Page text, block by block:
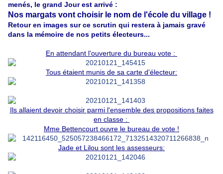
menés, le grand Jour est arrivé :
Nos margats vont choisir le nom de l'école du village !
Retour en images sur ce scrutin qui restera à jamais gravé
dans la mémoire de nos petits électeurs...
En attendant l'ouverture du bureau vote :
Tous étaient munis de sa carte d'électeur:
Ils allaient devoir choisir parmi l'ensemble des propositions faites
en classe :
Mme Bettencourt ouvre le bureau de vote !
Jade et Lilou sont les assesseurs: